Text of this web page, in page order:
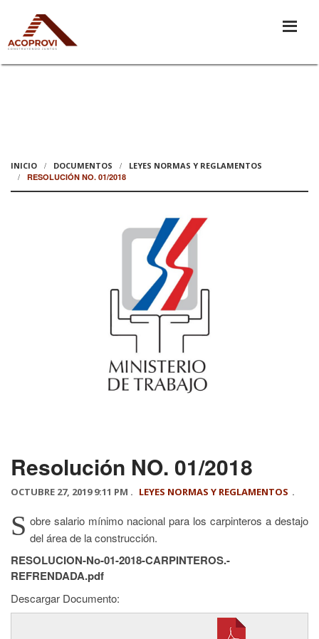
INICIO DOCUMENTOS
LEYES NORMAS Y REGLAMENTOS
RESOLUCIÓN NO. 01/2018
Resolución NO. 01/2018
OCTUBRE 27, 2019 9:11 PM . LEYES NORMAS Y REGLAMENTOS .
S obre salario mínimo nacional para los carpinteros a destajo
del área de la construcción.
RESOLUCION-No-01-2018-CARPINTEROS.-
REFRENDADA.pdf
Descargar Documento: